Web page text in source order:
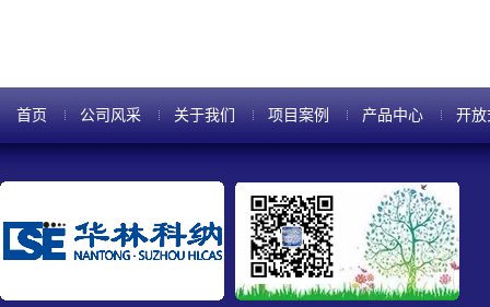
首页 公司风采 关于我们 项目案例 产品中心 开放